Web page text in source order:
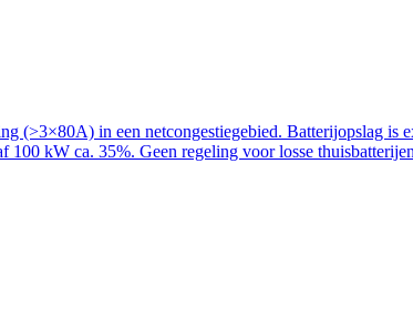
(>3×80A) in een netcongestiegebied. Batterijopslag is
100 kW ca. 35%. Geen regeling voor losse